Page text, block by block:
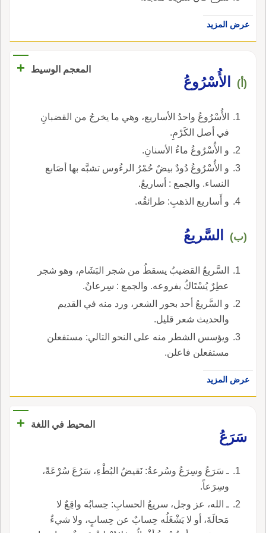
عرض المزيد
المعجم الوسيط +
(أ) الأُسْرُوعُ
الأُسْرُوعُ واحدُ الأساريع، وهي ما يخرجُ من القضبانِ
في أصل الكَرْمِ.
و الأُسْرُوعُ ماءُ الأسنانِ.
و الأُسْرُوعُ دُودٌ بيضٌ حُمْرُ الرءُوس تشبَّه بها أصَابع
النساء. والجمع : أساريعُ.
و أَساريع الذهبِ: طرائقُه.
(ب) السَّريعُ
السَّريعُ القضيبُ يسقطُ من شجر البَشَام، وهو شجر
عطِرٌ يُسْتَاكُ بفروعه. والجمع : سِرعانٌ.
و السَّريعُ أحد بحور الشعر، ورد منه في القديم
والحديث شعر قليل.
ويؤسس الشطر منه على النحو التالي: مستفعلن
مستفعلن فاعلن.
عرض المزيد
المحيط في اللغة
+
سَرَعُ
ـ سَرَعُ وسِرَعُ وسُرعةُ: نَقيضُ البُطْءِ، سَرُعَ سُرْعَةً،
وسِرَعاً.
ـ الله، عز وجل، سريعُ الحسابِ: حِسابُه واقِعٌ لا
مَحالَةَ، أو لا يَشْغَلُه حِسابٌ عن حِسابٍ، ولا شيءٌ